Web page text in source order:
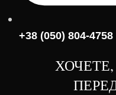
+38 (050) 804-4758